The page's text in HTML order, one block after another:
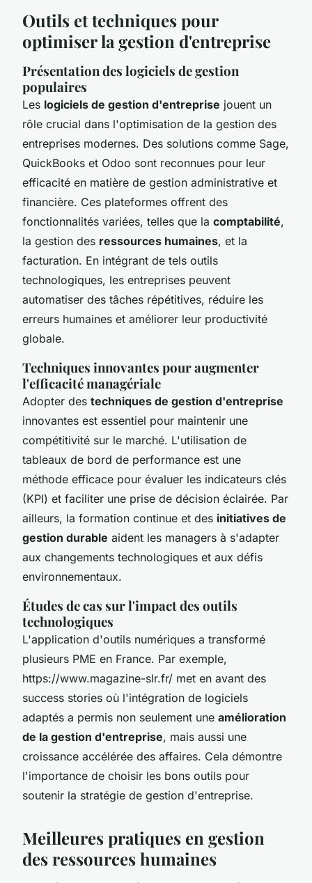
Outils et techniques pour
optimiser la gestion d'entreprise
Présentation des logiciels de gestion
populaires
Les logiciels de gestion d'entreprise jouent un
rôle crucial dans l'optimisation de la gestion des
entreprises modernes. Des solutions comme Sage,
QuickBooks et Odoo sont reconnues pour leur
efficacité en matière de gestion administrative et
financière. Ces plateformes offrent des
fonctionnalités variées, telles que la comptabilité,
la gestion des ressources humaines, et la
facturation. En intégrant de tels outils
technologiques, les entreprises peuvent
automatiser des tâches répétitives, réduire les
erreurs humaines et améliorer leur productivité
globale.
Techniques innovantes pour augmenter
l'efficacité managériale
Adopter des techniques de gestion d'entreprise
innovantes est essentiel pour maintenir une
compétitivité sur le marché. L'utilisation de
tableaux de bord de performance est une
méthode efficace pour évaluer les indicateurs clés
(KPI) et faciliter une prise de décision éclairée. Par
ailleurs, la formation continue et des initiatives de
gestion durable aident les managers à s'adapter
aux changements technologiques et aux défis
environnementaux.
Études de cas sur l'impact des outils
technologiques
L'application d'outils numériques a transformé
plusieurs PME en France. Par exemple,
https://www.magazine-slr.fr/ met en avant des
success stories où l'intégration de logiciels
adaptés a permis non seulement une amélioration
de la gestion d'entreprise, mais aussi une
croissance accélérée des affaires. Cela démontre
l'importance de choisir les bons outils pour
soutenir la stratégie de gestion d'entreprise.
Meilleures pratiques en gestion
des ressources humaines